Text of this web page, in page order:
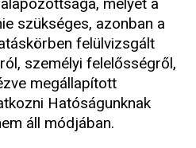
melyet a
szükséges, azonban a
felülvizsgált
személyi felelősségről,
megállapított
Hatóságunknak
áll módjában.